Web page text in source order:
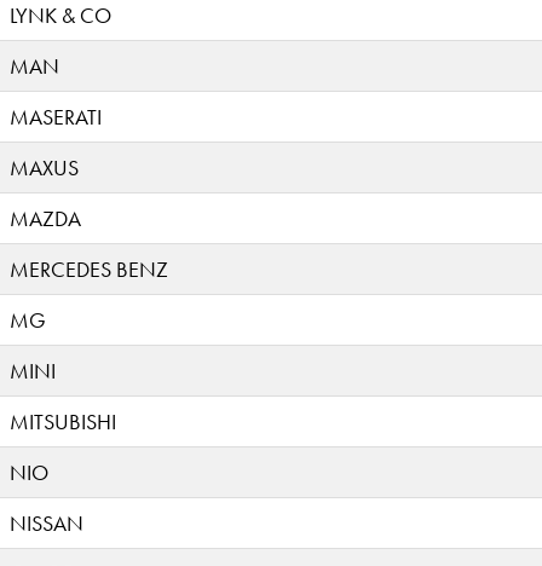
LYNK & CO
MAN
MASERATI
MAXUS
MAZDA
MERCEDES BENZ
MG
MINI
MITSUBISHI
NIO
NISSAN